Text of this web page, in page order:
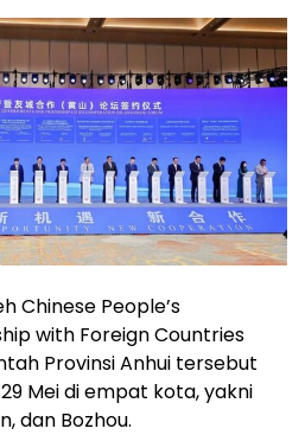
Chinese People’s
with Foreign Countries
Provinsi Anhui tersebut
Mei di empat kota, yakni
dan Bozhou.